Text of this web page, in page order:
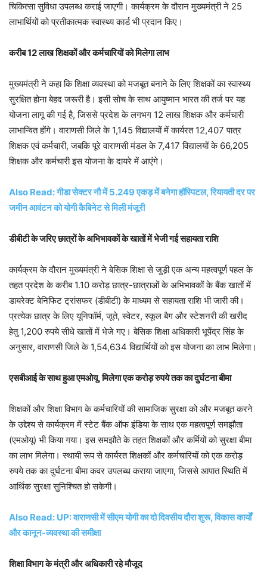
चिकित्सा सुविधा उपलब्ध कराई जाएगी। कार्यक्रम के दौरान मुख्यमंत्री ने 25
लाभार्थियों को प्रतीकात्मक स्वास्थ्य कार्ड भी प्रदान किए।
करीब 12 लाख शिक्षकों और कर्मचारियों को मिलेगा लाभ
मुख्यमंत्री ने कहा कि शिक्षा व्यवस्था को मजबूत बनाने के लिए शिक्षकों का स्वास्थ्य
सुरक्षित होना बेहद जरूरी है। इसी सोच के साथ आयुष्मान भारत की तर्ज पर यह
योजना लागू की गई है, जिससे प्रदेश के लगभग 12 लाख शिक्षक और कर्मचारी
लाभान्वित होंगे। वाराणसी जिले के 1,145 विद्यालयों में कार्यरत 12,407 पात्र
शिक्षक एवं कर्मचारी, जबकि पूरे वाराणसी मंडल के 7,417 विद्यालयों के 66,205
शिक्षक और कर्मचारी इस योजना के दायरे में आएंगे।
Also Read: गीडा सेक्टर नौ में 5.249 एकड़ में बनेगा हॉस्पिटल, रियायती दर पर
जमीन आवंटन को योगी कैबिनेट से मिली मंजूरी
डीबीटी के जरिए छात्रों के अभिभावकों के खातों में भेजी गई सहायता राशि
कार्यक्रम के दौरान मुख्यमंत्री ने बेसिक शिक्षा से जुड़ी एक अन्य महत्वपूर्ण पहल के
तहत प्रदेश के करीब 1.10 करोड़ छात्र-छात्राओं के अभिभावकों के बैंक खातों में
डायरेक्ट बेनिफिट ट्रांसफर (डीबीटी) के माध्यम से सहायता राशि भी जारी की।
प्रत्येक छात्र के लिए यूनिफॉर्म, जूते, स्वेटर, स्कूल बैग और स्टेशनरी की खरीद
हेतु 1,200 रुपये सीधे खातों में भेजे गए। बेसिक शिक्षा अधिकारी भूपेंद्र सिंह के
अनुसार, वाराणसी जिले के 1,54,634 विद्यार्थियों को इस योजना का लाभ मिलेगा।
एसबीआई के साथ हुआ एमओयू, मिलेगा एक करोड़ रुपये तक का दुर्घटना बीमा
शिक्षकों और शिक्षा विभाग के कर्मचारियों की सामाजिक सुरक्षा को और मजबूत करने
के उद्देश्य से कार्यक्रम में स्टेट बैंक ऑफ इंडिया के साथ एक महत्वपूर्ण समझौता
(एमओयू) भी किया गया। इस समझौते के तहत शिक्षकों और कर्मियों को सुरक्षा बीमा
का लाभ मिलेगा। स्थायी रूप से कार्यरत शिक्षकों और कर्मचारियों को एक करोड़
रुपये तक का दुर्घटना बीमा कवर उपलब्ध कराया जाएगा, जिससे आपात स्थिति में
आर्थिक सुरक्षा सुनिश्चित हो सकेगी।
Also Read: UP: वाराणसी में सीएम योगी का दो दिवसीय दौरा शुरू, विकास कार्यों
और कानून-व्यवस्था की समीक्षा
शिक्षा विभाग के मंत्री और अधिकारी रहे मौजूद